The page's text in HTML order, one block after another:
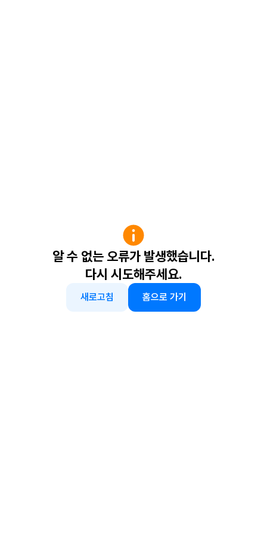
알 수 없는 오류가 발생했습니다.
다시 시도해주세요.
새로고침 홈으로 가기